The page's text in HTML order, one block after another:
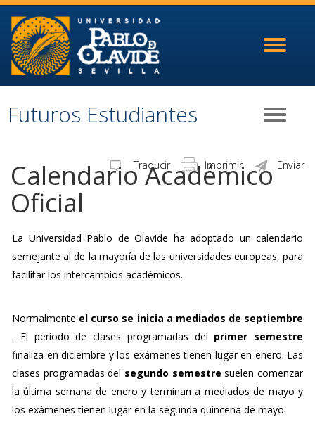
Toggle
Toggle
Futuros Estudiantes
Enviar
Imprimir
Traducir
Calendario Académico
Oficial
La Universidad Pablo de Olavide ha adoptado un calendario
semejante al de la mayoría de las universidades europeas, para
facilitar los intercambios académicos.
Normalmente el curso se inicia a mediados de septiembre
. El periodo de clases programadas del primer semestre
finaliza en diciembre y los exámenes tienen lugar en enero. Las
clases programadas del segundo semestresuelen comenzar
la última semana de enero y terminan a mediados de mayo y
los exámenes tienen lugar en la segunda quincena de mayo.